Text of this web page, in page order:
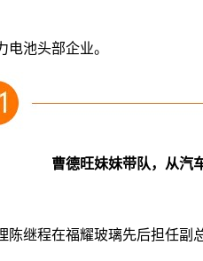
池头部企业。
曹德旺妹妹带队，从汽
继程在福耀玻璃先后担任副